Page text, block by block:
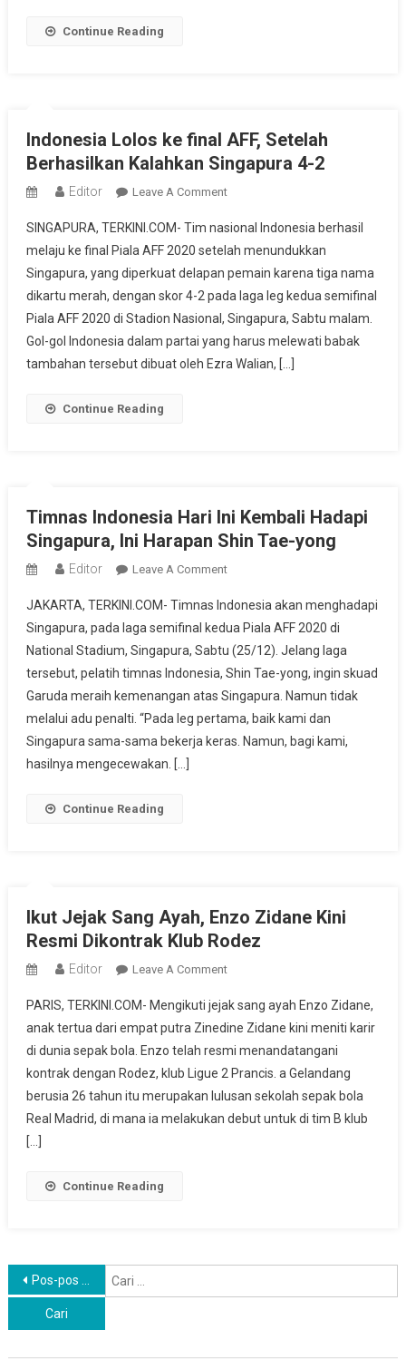
Continue Reading
Indonesia Lolos ke final AFF, Setelah
Berhasilkan Kalahkan Singapura 4-2
Editor Leave A CommentOn
Lolos
Ke
Final
AFF,
Setelah
Berhasilkan
Kalahkan
SINGAPURA, TERKINI.COM- Tim nasional Indonesia berhasil
melaju ke final Piala AFF 2020 setelah menundukkan
Singapura, yang diperkuat delapan pemain karena tiga nama
dikartu merah, dengan skor 4-2 pada laga leg kedua semifinal
Piala AFF 2020 di Stadion Nasional, Singapura, Sabtu malam.
Gol-gol Indonesia dalam partai yang harus melewati babak
tambahan tersebut dibuat oleh Ezra Walian, […]
Continue Reading
Timnas Indonesia Hari Ini Kembali Hadapi
Singapura, Ini Harapan Shin Tae-yong
Editor Leave A CommentOn
Indonesia
Hari
Ini
Kembali
Hadapi
Singapura,
Ini
JAKARTA, TERKINI.COM- Timnas Indonesia akan menghadapi
Singapura, pada laga semifinal kedua Piala AFF 2020 di
National Stadium, Singapura, Sabtu (25/12). Jelang laga
tersebut, pelatih timnas Indonesia, Shin Tae-yong, ingin skuad
Garuda meraih kemenangan atas Singapura. Namun tidak
melalui adu penalti. “Pada leg pertama, baik kami dan
Singapura sama-sama bekerja keras. Namun, bagi kami,
hasilnya mengecewakan. […]
Continue Reading
Ikut Jejak Sang Ayah, Enzo Zidane Kini
Resmi Dikontrak Klub Rodez
Editor Leave A CommentOn
Jejak
Sang
Ayah,
Enzo
Zidane
Kini
PARIS, TERKINI.COM- Mengikuti jejak sang ayah Enzo Zidane,
anak tertua dari empat putra Zinedine Zidane kini meniti karir
di dunia sepak bola. Enzo telah resmi menandatangani
kontrak dengan Rodez, klub Ligue 2 Prancis. a Gelandang
berusia 26 tahun itu merupakan lulusan sekolah sepak bola
Real Madrid, di mana ia melakukan debut untuk di tim B klub
[…]
Continue Reading
Navigasi
pos
Pos-pos lama